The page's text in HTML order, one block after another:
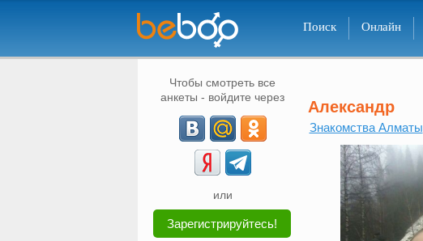
Поиск Онлайн
Чтобы смотреть все
анкеты - войдите через
или
Зарегистрируйтесь!
Александр
Знакомства Алматы